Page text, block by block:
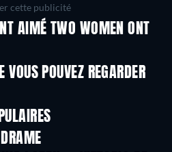
cette publicité
AIMÉ TWO WOMEN ONT
POUVEZ REGARDER